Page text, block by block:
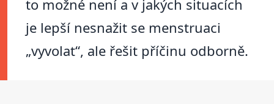
to možné není a v jakých situacích
je lepší nesnažit se menstruaci
„vyvolat“, ale řešit příčinu odborně.